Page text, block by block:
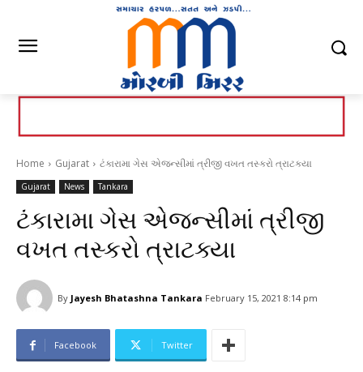
Home Gujarat ટંકારામા ગેસ એજન્સીમાં ત્રીજી વખત તસ્કરો ત્રાટક્યા
Gujarat News Tankara
ટંકારામા ગેસ એજન્સીમાં ત્રીજી
વખત તસ્કરો ત્રાટક્યા
By Jayesh Bhatashna Tankara February 15, 2021 8:14 pm
Facebook Twitter